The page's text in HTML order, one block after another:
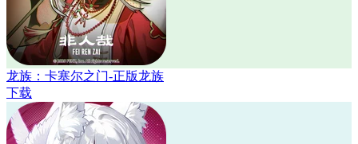
龙族：卡塞尔之门-正版龙族
下载